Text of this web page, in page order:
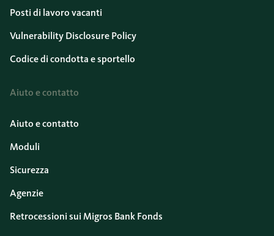
Posti di lavoro vacanti
Vulnerability Disclosure Policy
Codice di condotta e sportello
Aiuto e contatto
Aiuto e contatto
Moduli
Sicurezza
Agenzie
Retrocessioni sui Migros Bank Fonds